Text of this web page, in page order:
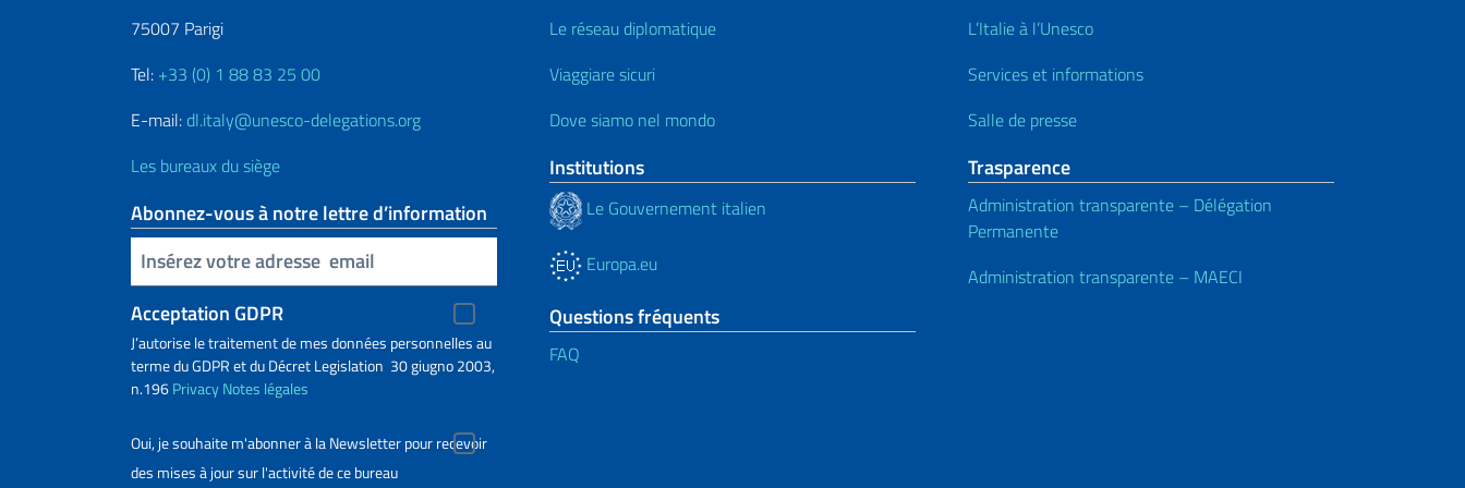
75007 Parigi
Tel: +33 (0) 1 88 83 25 00
E-mail: dl.italy@unesco-delegations.org
Les bureaux du siège
Abonnez-vous à notre lettre d’information
Insert your email
Acceptation GDPR
J’autorise le traitement de mes données personnelles au
terme du GDPR et du Décret Legislation 30 giugno 2003,
n.196PrivacyNotes légales
Oui, je souhaite m'abonner à la Newsletter pour recevoir
des mises à jour sur l'activité de ce bureau
Le réseau diplomatique
Viaggiare sicuri
Dove siamo nel mondo
Institutions
Le Gouvernement italien
Europa.eu
Questions fréquents
FAQ
L’Italie à l’Unesco
Services et informations
Salle de presse
Trasparence
Administration transparente – Délégation
Permanente
Administration transparente – MAECI